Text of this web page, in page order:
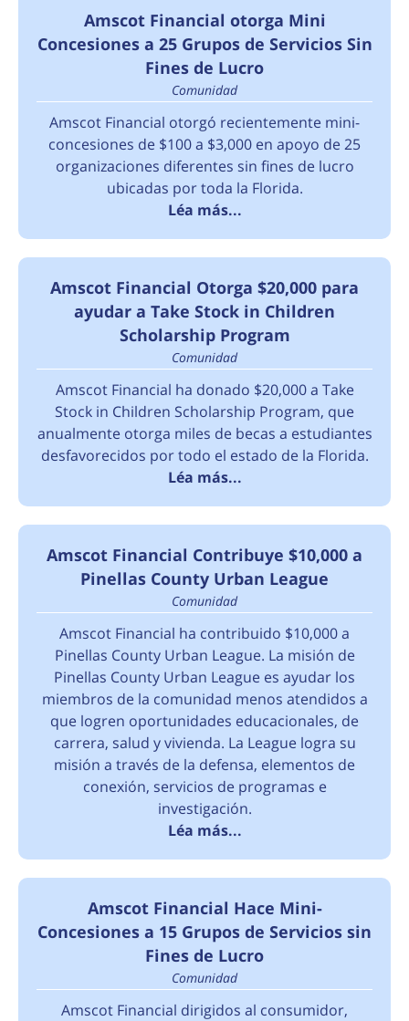
Amscot Financial otorga Mini
Concesiones a 25 Grupos de Servicios Sin
Fines de Lucro
Comunidad
Amscot Financial otorgó recientemente mini-
concesiones de $100 a $3,000 en apoyo de 25
organizaciones diferentes sin fines de lucro
ubicadas por toda la Florida.
Léa más...
Amscot Financial Otorga $20,000 para
ayudar a Take Stock in Children
Scholarship Program
Comunidad
Amscot Financial ha donado $20,000 a Take
Stock in Children Scholarship Program, que
anualmente otorga miles de becas a estudiantes
desfavorecidos por todo el estado de la Florida.
Léa más...
Amscot Financial Contribuye $10,000 a
Pinellas County Urban League
Comunidad
Amscot Financial ha contribuido $10,000 a
Pinellas County Urban League. La misión de
Pinellas County Urban League es ayudar los
miembros de la comunidad menos atendidos a
que logren oportunidades educacionales, de
carrera, salud y vivienda. La League logra su
misión a través de la defensa, elementos de
conexión, servicios de programas e
investigación.
Léa más...
Amscot Financial Hace Mini-
Concesiones a 15 Grupos de Servicios sin
Fines de Lucro
Comunidad
Amscot Financial dirigidos al consumidor,